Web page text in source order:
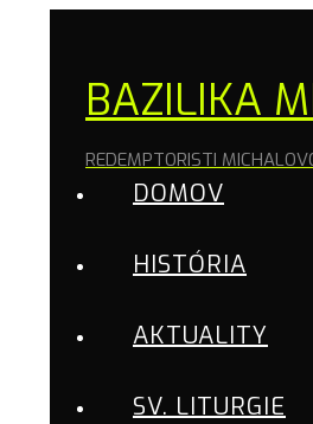
BAZILIKA
REDEMPTORISTI
DOMOV
HISTÓRIA
AKTUALITY
SV. LITURGIE